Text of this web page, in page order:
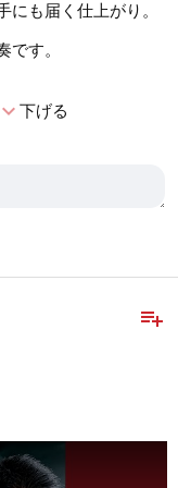
にも届く仕上がり。
です。
expand_more下げる
playlist_add